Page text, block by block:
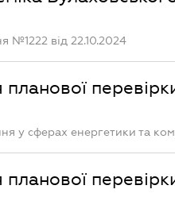
№1222 від 22.10.2024
планової
у сферах енергетики та
планової